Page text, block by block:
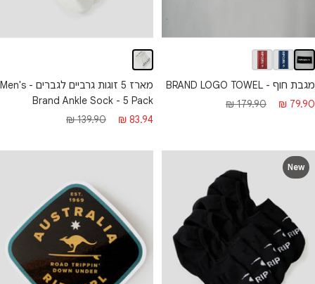
מגבת חוף - BRAND LOGO TOWEL
מחיר מבצע
79.90 ₪ מחיר רגיל
179.90 ₪
מארז 5 זוגות גרביים לגברים - Men's
Brand Ankle Sock - 5 Pack
מחיר מבצע
83.94 ₪ מחיר רגיל
139.90 ₪
New